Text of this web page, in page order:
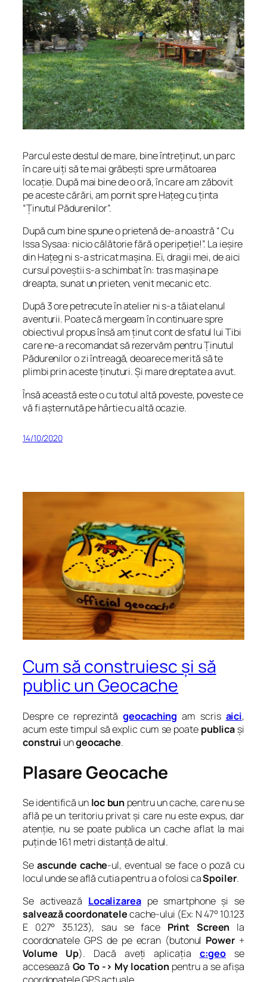
Parcul este destul de mare, bine întreținut, un parc
în care uiți să te mai grăbești spre următoarea
locație. După mai bine de o oră, în care am zăbovit
pe aceste cărări, am pornit spre Hațeg cu ținta
“Ținutul Pădurenilor”.
După cum bine spune o prietenă de-a noastră “Cu
Issa Sysaa: nicio călătorie fără o peripeție!”. La ieșire
din Hațeg ni s-a stricat mașina. Ei, dragii mei, de aici
cursul poveștii s-a schimbat în: tras mașina pe
dreapta, sunat un prieten, venit mecanic etc.
După 3 ore petrecute în atelier ni s-a tăiat elanul
aventurii. Poate că mergeam în continuare spre
obiectivul propus însă am ținut cont de sfatul lui Tibi
care ne-a recomandat să rezervăm pentru Ținutul
Pădurenilor o zi întreagă, deoarece merită să te
plimbi prin aceste ținuturi. Și mare dreptate a avut.
Însă această este o cu totul altă poveste, poveste ce
vă fi așternută pe hârtie cu altă ocazie.
14/10/2020
Cum să construiesc și să
public un Geocache
Despre ce reprezintăgeocaching am scris aici,
acum este timpul să explic cum se poate publica și
construi ungeocache.
Plasare Geocache
Se identifică un loc bun pentru un cache, care nu se
află pe un teritoriu privat și care nu este expus, dar
atenție, nu se poate publica un cache aflat la mai
puțin de 161 metri distanță de altul.
Seascunde cache-ul, eventual se face o poză cu
locul unde se află cutia pentru a o folosi caSpoiler.
Se activează Localizareape smartphone și se
salvează coordonatelecache-ului (Ex: N 47° 10.123
E 027° 35.123), sau se face Print Screen la
coordonatele GPS de pe ecran (butonul Power+
Volume
Up). Dacă aveți aplicația c:geo se
accesează Go To -> My locationpentru a se afișa